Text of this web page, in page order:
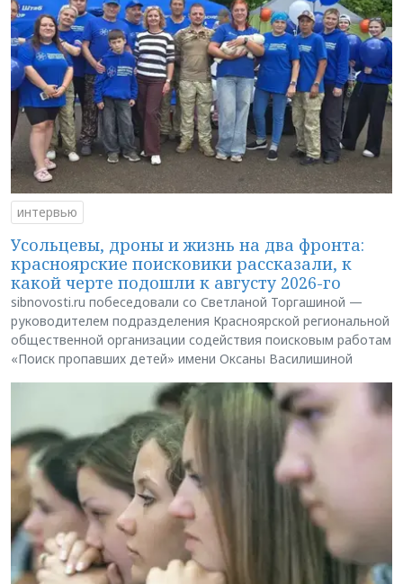
интервью
Усольцевы, дроны и жизнь на два фронта:
красноярские поисковики рассказали, к
какой черте подошли к августу 2026-го
sibnovosti.ru побеседовали со Светланой Торгашиной —
руководителем подразделения Красноярской региональной
общественной организации содействия поисковым работам
«Поиск пропавших детей» имени Оксаны Василишиной